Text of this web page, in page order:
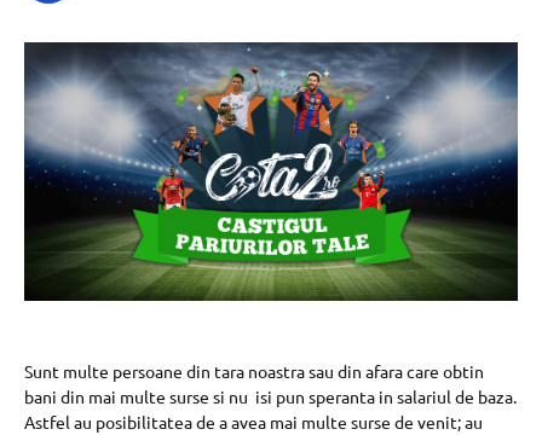
Sunt multe persoane din tara noastra sau din afara care obtin
bani din mai multe surse si nu isi pun speranta in salariul de baza.
Astfel au posibilitatea de a avea mai multe surse de venit; au